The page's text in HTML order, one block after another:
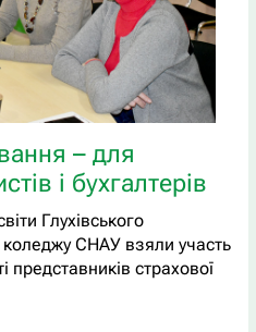
– для
і бухгалтерів
Глухівського
коледжу СНАУ взяли участь
представників страхової